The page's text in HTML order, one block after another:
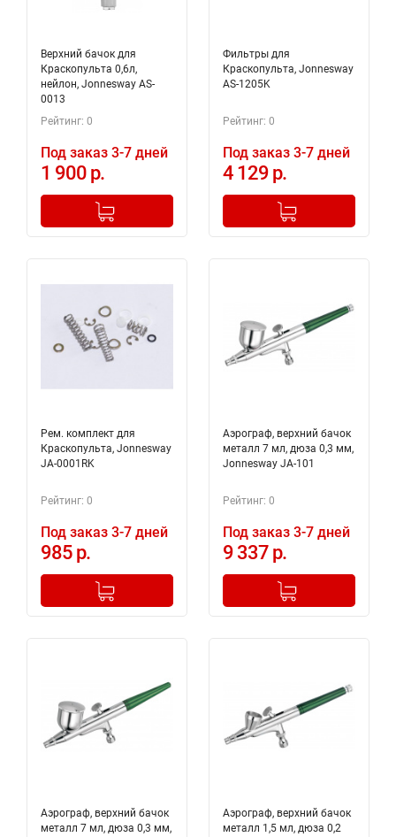
Верхний бачок для
Краскопульта 0,6л,
нейлон, Jonnesway AS-
0013
Рейтинг: 0
Под заказ 3-7 дней
1 900 р.
+
Добавлено в корзину
Фильтры для
Краскопульта, Jonnesway
AS-1205K
Рейтинг: 0
Под заказ 3-7 дней
4 129 р.
+
Добавлено в корзину
Рем. комплект для
Краскопульта, Jonnesway
JA-0001RK
Рейтинг: 0
Под заказ 3-7 дней
985 р.
+
Добавлено в корзину
Аэрограф, верхний бачок
металл 7 мл, дюза 0,3 мм,
Jonnesway JA-101
Рейтинг: 0
Под заказ 3-7 дней
9 337 р.
+
Добавлено в корзину
Аэрограф, верхний бачок
металл 7 мл, дюза 0,3 мм,
Аэрограф, верхний бачок
металл 1,5 мл, дюза 0,2